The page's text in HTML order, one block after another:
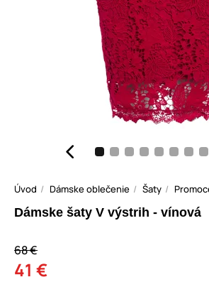
Úvod Dámske oblečenie Šaty
Dámske šaty V výstrih - vínová
68 €
41 €